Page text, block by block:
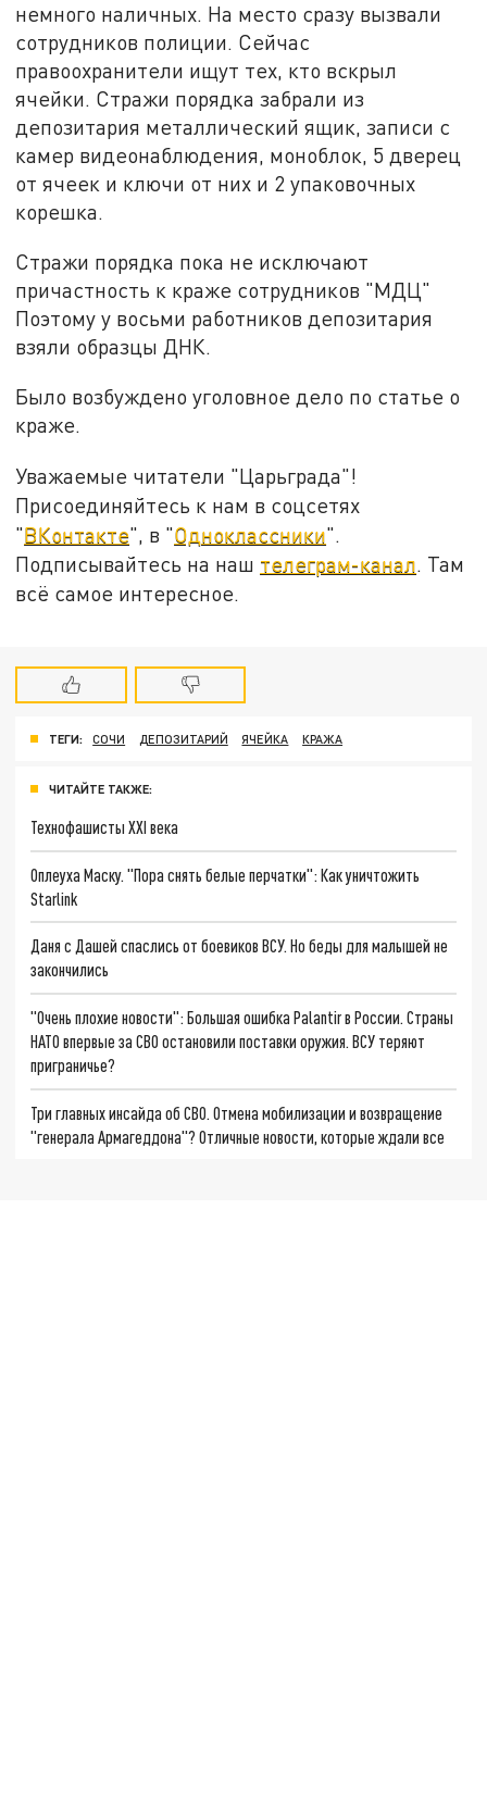
немного наличных. На место сразу вызвали
сотрудников полиции. Сейчас
правоохранители ищут тех, кто вскрыл
ячейки. Стражи порядка забрали из
депозитария металлический ящик, записи с
камер видеонаблюдения, моноблок, 5 дверец
от ячеек и ключи от них и 2 упаковочных
корешка.
Стражи порядка пока не исключают
причастность к краже сотрудников "МДЦ"
Поэтому у восьми работников депозитария
взяли образцы ДНК.
Было возбуждено уголовное дело по статье о
краже.
Уважаемые читатели "Царьграда"!
Присоединяйтесь к нам в соцсетях
"ВКонтакте", в "Одноклассники".
Подписывайтесь на наш телеграм-канал . Там
всё самое интересное.
ТЕГИ: СОЧИ ДЕПОЗИТАРИЙ ЯЧЕЙКА КРАЖА
ЧИТАЙТЕ ТАКЖЕ:
Технофашисты XXI века
Оплеуха Маску. "Пора снять белые перчатки": Как уничтожить
Starlink
Даня с Дашей спаслись от боевиков ВСУ. Но беды для малышей не
закончились
"Очень плохие новости": Большая ошибка Palantir в России. Страны
НАТО впервые за СВО остановили поставки оружия. ВСУ теряют
приграничье?
Три главных инсайда об СВО. Отмена мобилизации и возвращение
"генерала Армагеддона"? Отличные новости, которые ждали все